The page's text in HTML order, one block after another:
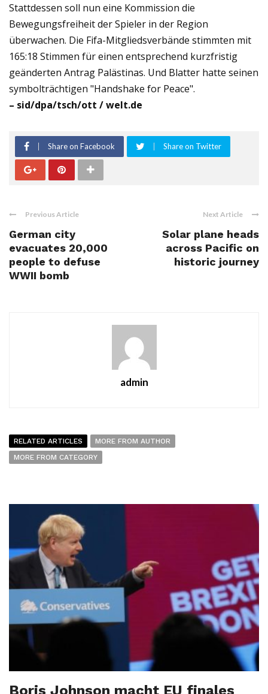
Stattdessen soll nun eine Kommission die
Bewegungsfreiheit der Spieler in der Region
überwachen. Die Fifa-Mitgliedsverbände stimmten mit
165:18 Stimmen für einen entsprechend kurzfristig
geänderten Antrag Palästinas. Und Blatter hatte seinen
symbolträchtigen "Handshake for Peace".
– sid/dpa/tsch/ott / welt.de
Share on Facebook Share on Twitter
Previous Article
German city
evacuates 20,000
people to defuse
WWII bomb
Next Article
Solar plane heads
across Pacific on
historic journey
admin
RELATED ARTICLES
MORE FROM AUTHOR
MORE FROM CATEGORY
Boris Johnson macht EU finales